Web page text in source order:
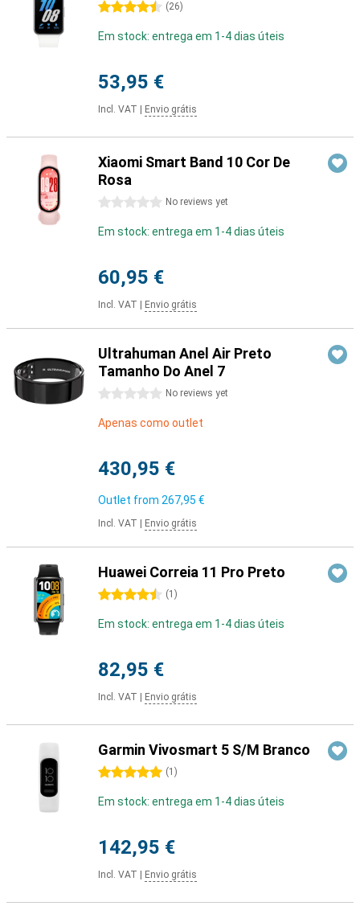
4.5 stars (26)
Em stock: entrega em 1-4 dias úteis
53,95 €
Incl. VAT Envio grátis
Xiaomi Smart Band 10 Cor De
Rosa
0 stars No reviews yet
Em stock: entrega em 1-4 dias úteis
60,95 €
Incl. VAT Envio grátis
Ultrahuman Anel Air Preto
Tamanho Do Anel 7
0 stars No reviews yet
Apenas como outlet
430,95 €
Outlet from 267,95 €
Incl. VAT Envio grátis
Huawei Correia 11 Pro Preto
4.5 stars (1 )
Em stock: entrega em 1-4 dias úteis
82,95 €
Incl. VAT Envio grátis
Garmin Vivosmart 5 S/M Branco
5 stars (1 )
Em stock: entrega em 1-4 dias úteis
142,95 €
Incl. VAT Envio grátis